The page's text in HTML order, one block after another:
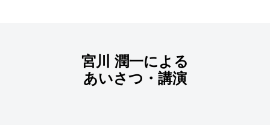
宮川 潤一による
あいさつ・講演